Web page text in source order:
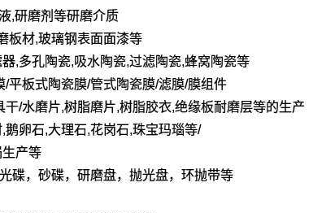
,研磨剂等研磨介质
板材,玻璃钢表面面漆等
,多孔陶瓷,吸水陶瓷,过滤陶瓷,蜂窝陶瓷等
平板式陶瓷膜/管式陶瓷膜/滤膜/膜组件
/水磨片,树脂磨片,树脂胶衣,绝缘板耐磨层等的生产
卵石,大理石,花岗石,珠宝玛瑙等/
产等
碟，砂碟，研磨盘，抛光盘，环抛带等